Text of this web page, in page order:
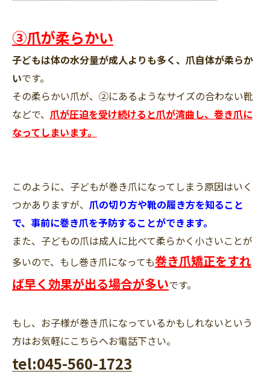
③爪が柔らかい
子どもは体の水分量が成人よりも多く、爪自体が柔らか
いです。
その柔らかい爪が、②にあるようなサイズの合わない靴
などで、 爪が圧迫を受け続けると爪が湾曲し、巻き爪に
なってしまいます。
このように、子どもが巻き爪になってしまう原因はいく
つかありますが、 爪の切り方や靴の履き方を知ること
で、事前に巻き爪を予防することができます。
また、子どもの爪は成人に比べて柔らかく小さいことが
多いので、もし巻き爪になっても巻き爪矯正をすれ
ば早く効果が出る場合が多いです。
もし、お子様が巻き爪になっているかもしれないという
方はお気軽にこちらへお電話下さい。
tel:045-560-1723